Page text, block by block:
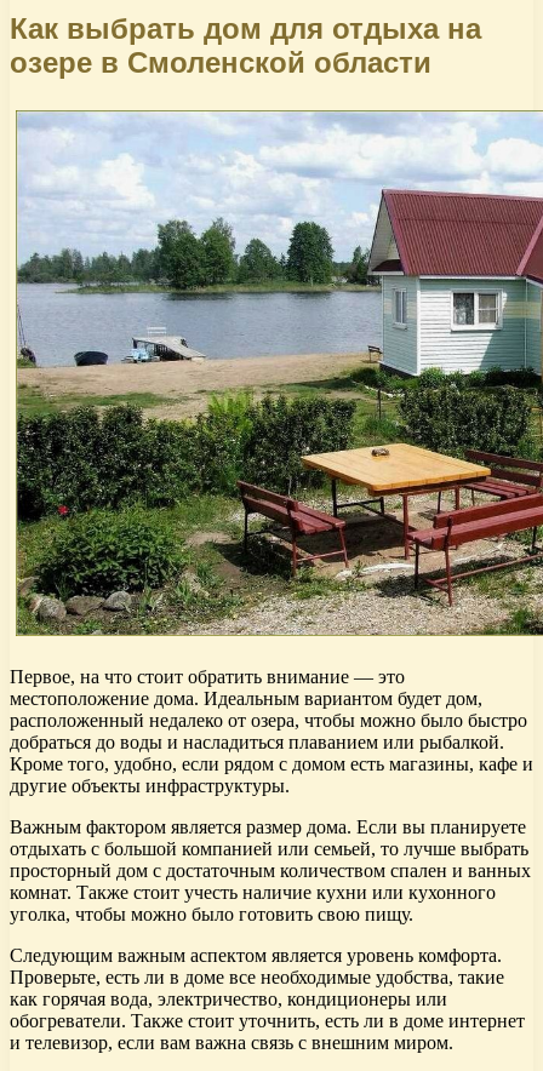
Как выбрать дом для отдыха на
озере в Смоленской области
Первое, на что стоит обратить внимание — это
местоположение дома. Идеальным вариантом будет дом,
расположенный недалеко от озера, чтобы можно было быстро
добраться до воды и насладиться плаванием или рыбалкой.
Кроме того, удобно, если рядом с домом есть магазины, кафе и
другие объекты инфраструктуры.
Важным фактором является размер дома. Если вы планируете
отдыхать с большой компанией или семьей, то лучше выбрать
просторный дом с достаточным количеством спален и ванных
комнат. Также стоит учесть наличие кухни или кухонного
уголка, чтобы можно было готовить свою пищу.
Следующим важным аспектом является уровень комфорта.
Проверьте, есть ли в доме все необходимые удобства, такие
как горячая вода, электричество, кондиционеры или
обогреватели. Также стоит уточнить, есть ли в доме интернет
и телевизор, если вам важна связь с внешним миром.